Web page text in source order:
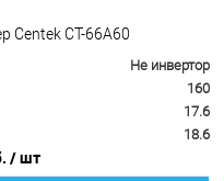
Centek CT-66A60
Не инвертор
160
17.6
18.6
/ шт